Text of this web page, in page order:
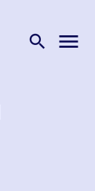
search menu